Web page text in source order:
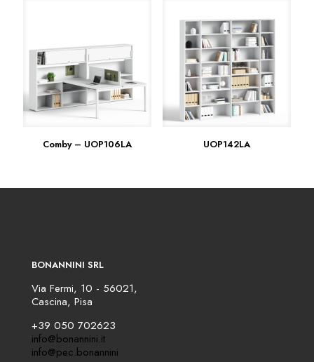
Comby – UOP106LA UOP142LA
BONANNINI SRL
Via Fermi, 10 - 56021,
Cascina, Pisa
+39 050 702623
info@bonannini.it
info@pec.bonannini